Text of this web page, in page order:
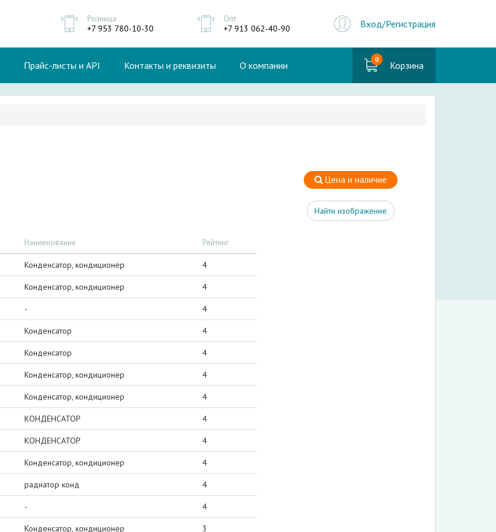
Розница
+7 953 780-10-30
Опт
+7 913 062-40-90 Вход/Регистрация
Прайс-листы и API Контакты и реквизиты О компании 0 Корзина
Наименование Рейтинг
Конденсатор, кондиционер 4
Конденсатор, кондиционер 4
- 4
Конденсатор 4
Конденсатор 4
Конденсатор, кондиционер 4
Конденсатор, кондиционер 4
КОНДЕНСАТОР 4
КОНДЕНСАТОР 4
Конденсатор, кондиционер 4
радиатор конд 4
- 4
Конденсатор, кондиционер 3
Цена и наличие
Найти изображение